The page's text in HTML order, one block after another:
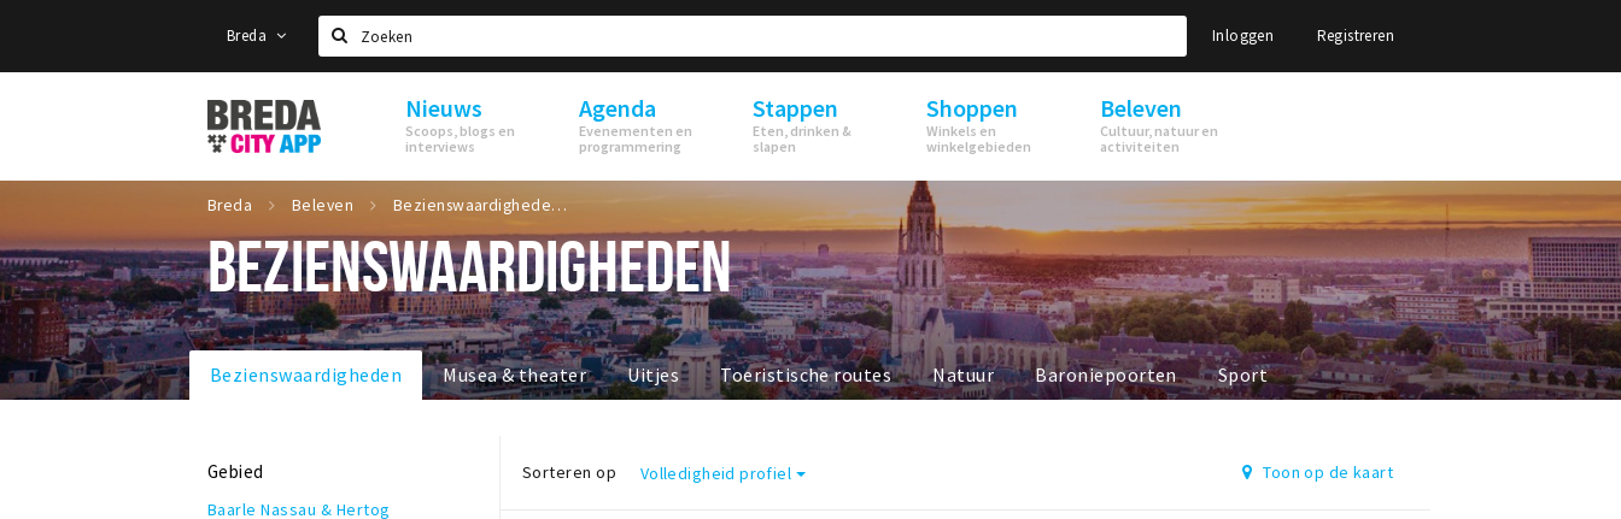
Breda
Zoeken
Inloggen Registreren
Stappen
&
Shoppen
Breda
Nieuws
Scoops, blogs en
interviews
Agenda
Evenementen en
programmering
Stappen
Eten, drinken &
slapen
Shoppen
Winkels en
winkelgebieden
Beleven
Cultuur, natuur en
activiteiten
Breda Beleven Bezienswaardigheden
BEZIENSWAARDIGHEDEN
Bezienswaardigheden Musea & theater Uitjes Toeristische routes Natuur Baroniepoorten Sport
Gebied
Baarle Nassau & Hertog
Sorteren op Volledigheid profiel Toon op de kaart